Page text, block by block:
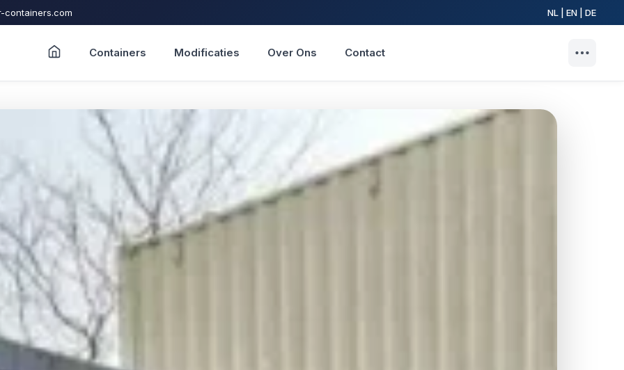
NL | EN | DE
Containers Modificaties Over Ons Contact